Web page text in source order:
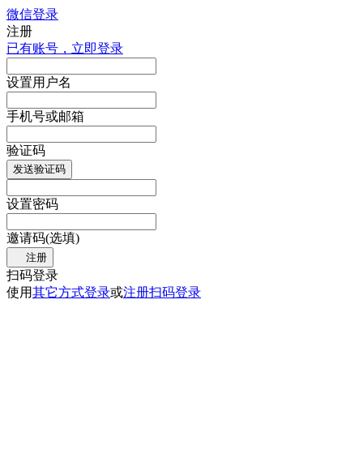
微信登录
注册
已有账号，立即登录
设置用户名
手机号或邮箱
验证码
发送验证码
设置密码
邀请码(选填)
注册
扫码登录
使用其它方式登录或注册扫码登录